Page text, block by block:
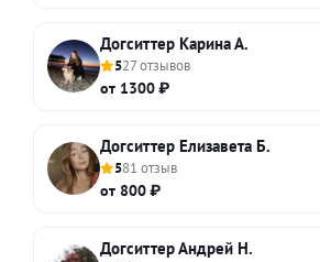
Догситтер Карина А.
527 отзывов
от 1300 ₽
Догситтер Елизавета Б.
581 отзыв
от 800 ₽
Догситтер Андрей Н.